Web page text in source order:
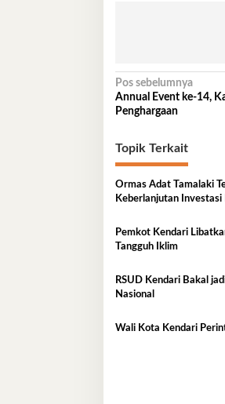
Navigasi
pos
Pos sebelumnya
Annual Event ke-14,
Penghargaan
Topik Terkait
Ormas Adat Tamalaki
Keberlanjutan Investasi
Pemkot Kendari
Tangguh Iklim
RSUD Kendari Bakal
Nasional
Wali Kota Kendari